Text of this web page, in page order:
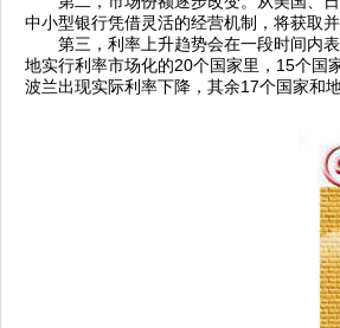
中小型银行凭借灵活的经营机制，将获取
第三，利率上升趋势会在一段时间内表
地实行利率市场化的20个国家里，15个国
波兰出现实际利率下降，其余17个国家和